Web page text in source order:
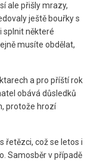
ale přišly mrazy,
ještě bouřky s
splnit některé
musíte obdělat,
a pro příští rok
obává důsledků
protože hrozí
řetězci, což se letos i
Samosběr v případě